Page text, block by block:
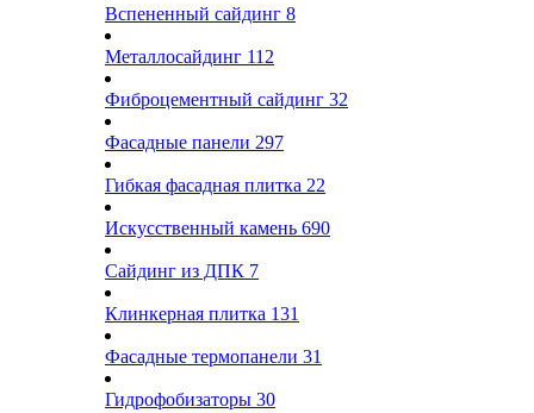
Вспененный сайдинг 8
Металлосайдинг 112
Фиброцементный сайдинг 32
Фасадные панели 297
Гибкая фасадная плитка 22
Искусственный камень 690
Сайдинг из ДПК 7
Клинкерная плитка 131
Фасадные термопанели 31
Гидрофобизаторы 30